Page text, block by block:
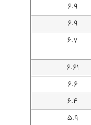
6.9
6.9
6.7
6.61
6.6
6.4
5.9